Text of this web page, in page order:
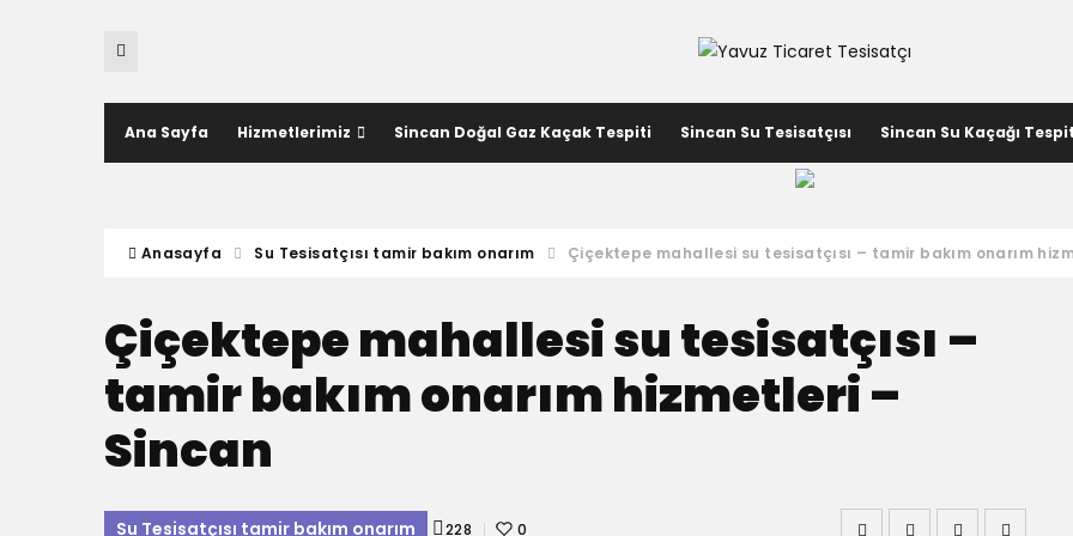
Ana Sayfa Hizmetlerimiz Sincan Doğal Gaz Kaçak Tespiti Sincan Su Tesisatçısı Sincan Su Kaçağı
Anasayfa Su Tesisatçısı tamir bakım onarım Çiçektepe mahallesi su tesisatçısı – tamir bakım onarım
Çiçektepe mahallesi su tesisatçısı –
tamir bakım onarım hizmetleri –
Sincan
Su Tesisatçısı tamir bakım onarım 228 0